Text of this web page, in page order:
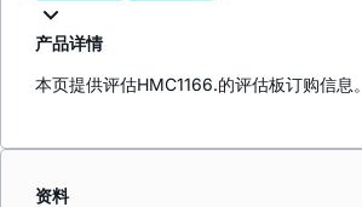
产品详情
本页提供评估HMC1166.的评估板订购信息。
资料